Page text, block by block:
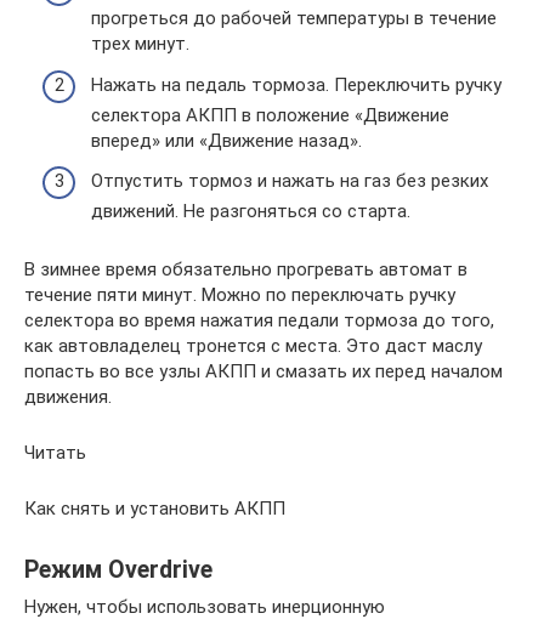
прогреться до рабочей температуры в течение
трех минут.
Нажать на педаль тормоза. Переключить ручку
селектора АКПП в положение «Движение
вперед» или «Движение назад».
Отпустить тормоз и нажать на газ без резких
движений. Не разгоняться со старта.
В зимнее время обязательно прогревать автомат в
течение пяти минут. Можно по переключать ручку
селектора во время нажатия педали тормоза до того,
как автовладелец тронется с места. Это даст маслу
попасть во все узлы АКПП и смазать их перед началом
движения.
Читать
Как снять и установить АКПП
Режим Overdrive
Нужен, чтобы использовать инерционную